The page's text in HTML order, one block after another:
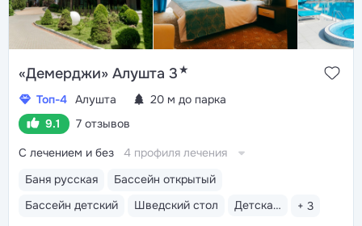
«Демерджи» Алушта 3★
Топ-4 Алушта
20 м до парка
9.1
7 отзывов
Баня русская
Бассейн открытый
Бассейн детский
Шведский стол Детская анимация + 3
С лечением и без 4 профиля лечения